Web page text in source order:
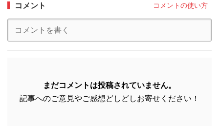
コメント コメントの使い方
まだコメントは投稿されていません。
記事へのご意見やご感想どしどしお寄せください！